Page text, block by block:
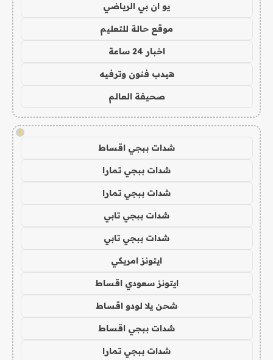
يو ان بي الرياضي
موقع حالة للتعليم
اخبار 24 ساعة
هيدب فنون وترفيه
صحيفة العالم
!
شدات ببجي اقساط
شدات ببجي تمارا
شدات ببجي تمارا
شدات ببجي تابي
شدات ببجي تابي
ايتونز امريكي
ايتونز سعودي اقساط
شحن يلا لودو اقساط
شدات ببجي اقساط
شدات ببجي تمارا